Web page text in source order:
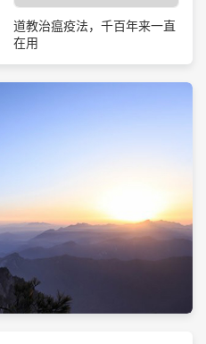
道教治瘟疫法，千百年来一直
在用